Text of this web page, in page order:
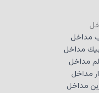
مداخل
مداخل
مداخل
مداخل
مداخل